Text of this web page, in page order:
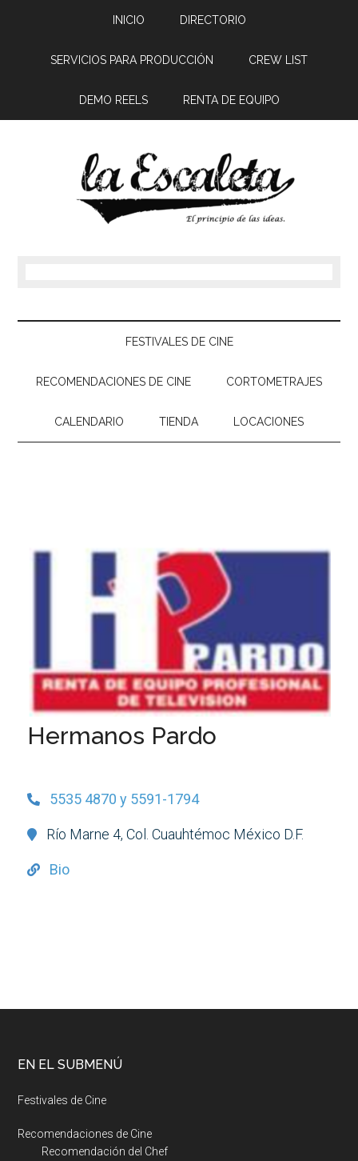
INICIO DIRECTORIO
SERVICIOS PARA PRODUCCIÓN CREW LIST
DEMO REELS RENTA DE EQUIPO
FESTIVALES DE CINE
RECOMENDACIONES DE CINE CORTOMETRAJES
CALENDARIO TIENDA LOCACIONES
Hermanos Pardo
5535 4870 y 5591-1794
Río Marne 4, Col. Cuauhtémoc México D.F.
Bio
EN EL SUBMENÚ
Festivales de Cine
Recomendaciones de Cine
Recomendación del Chef